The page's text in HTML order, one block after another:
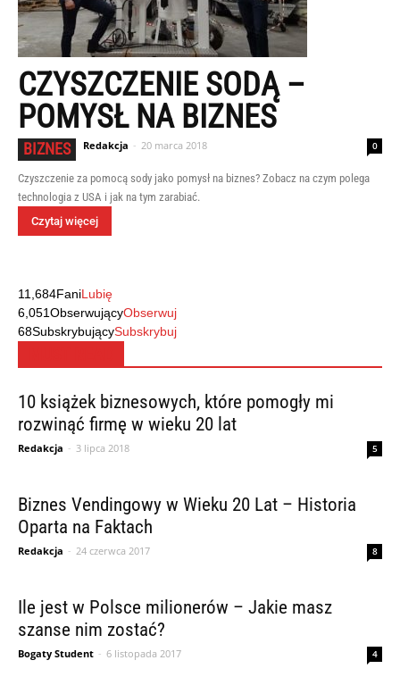
CZYSZCZENIE SODĄ –
POMYSŁ NA BIZNES
BIZNES Redakcja - 20 marca 2018 0
Czyszczenie za pomocą sody jako pomysł na biznes? Zobacz na czym polega
technologia z USA i jak na tym zarabiać.
Czytaj więcej
11,684FaniLubię
6,051ObserwującyObserwuj
68SubskrybującySubskrybuj
10 książek biznesowych, które pomogły mi
rozwinąć firmę w wieku 20 lat
Redakcja - 3 lipca 2018 5
Biznes Vendingowy w Wieku 20 Lat – Historia
Oparta na Faktach
Redakcja - 24 czerwca 2017 8
Ile jest w Polsce milionerów – Jakie masz
szanse nim zostać?
Bogaty Student - 6 listopada 2017 4